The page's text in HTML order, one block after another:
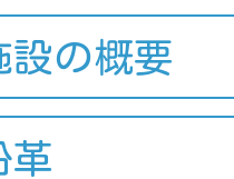
設の概要
革